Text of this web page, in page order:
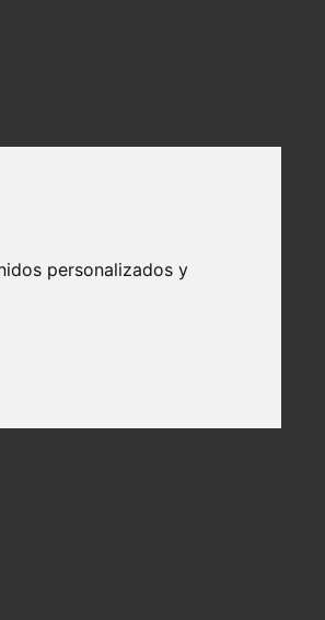
personalizados y